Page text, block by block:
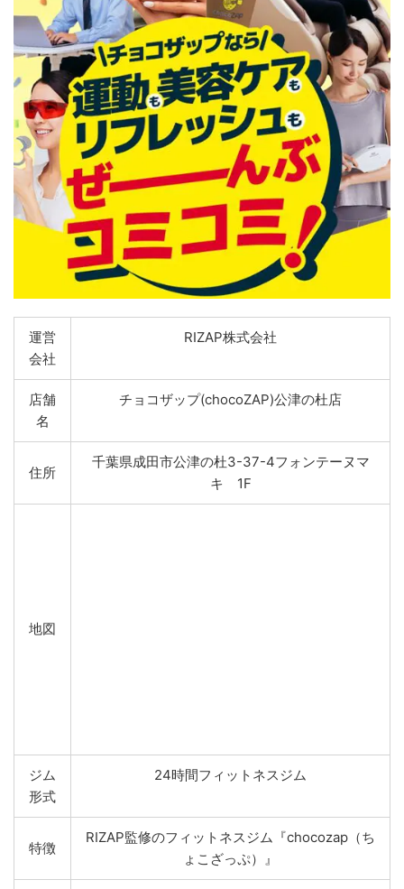
運営
会社
RIZAP株式会社
店舗
名
チョコザップ(chocoZAP)公津の杜店
住所
千葉県成田市公津の杜3-37-4フォンテーヌマ
キ 1F
地図
ジム
形式
24時間フィットネスジム
特徴
RIZAP監修のフィットネスジム『chocozap（ち
ょこざっぷ）』